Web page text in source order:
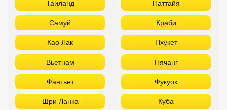
Таиланд Паттайя
Самуй Краби
Као Лак Пхукет
Вьетнам Нячанг
Фантьет Фукуок
Шри Ланка Куба